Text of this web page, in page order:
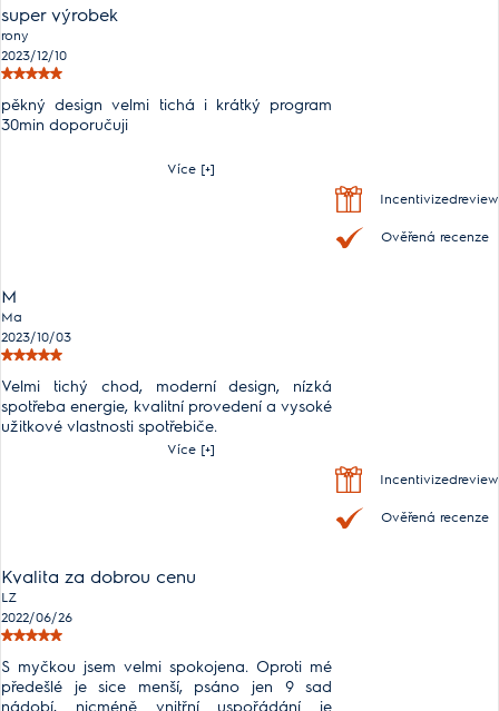
super výrobek
rony
2023/12/10
pěkný design velmi tichá i krátký program
30min doporučuji
Více [+]
Incentivizedreview
Ověřená recenze
M
Ma
2023/10/03
Velmi tichý chod, moderní design, nízká
spotřeba energie, kvalitní provedení a vysoké
užitkové vlastnosti spotřebiče.
Více [+]
Incentivizedreview
Ověřená recenze
Kvalita za dobrou cenu
LZ
2022/06/26
S myčkou jsem velmi spokojena. Oproti mé
předešlé je sice menší, psáno jen 9 sad
nádobí, nicméně vnitřní uspořádání je